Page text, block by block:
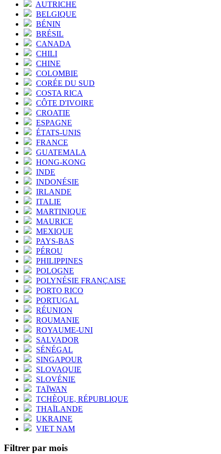
AUTRICHE
BELGIQUE
BÉNIN
BRÉSIL
CANADA
CHILI
CHINE
COLOMBIE
CORÉE DU SUD
COSTA RICA
CÔTE D'IVOIRE
CROATIE
ESPAGNE
ÉTATS-UNIS
FRANCE
GUATEMALA
HONG-KONG
INDE
INDONÉSIE
IRLANDE
ITALIE
MARTINIQUE
MAURICE
MEXIQUE
PAYS-BAS
PÉROU
PHILIPPINES
POLOGNE
POLYNÉSIE FRANÇAISE
PORTO RICO
PORTUGAL
RÉUNION
ROUMANIE
ROYAUME-UNI
SALVADOR
SÉNÉGAL
SINGAPOUR
SLOVAQUIE
SLOVÉNIE
TAÏWAN
TCHÈQUE, RÉPUBLIQUE
THAÏLANDE
UKRAINE
VIET NAM
Filtrer par mois